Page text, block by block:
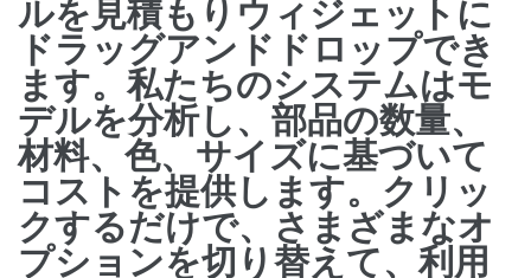
ルを見積もりウィジェットに
ドラッグアンドドロップでき
ます。私たちのシステムはモ
デルを分析し、部品の数量、
材料、色、サイズに基づいて
コストを提供します。クリッ
クするだけで、さまざまなオ
プションを切り替えて、利用